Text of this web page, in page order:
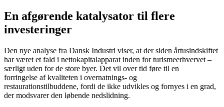
En afgørende katalysator til flere
investeringer
Den nye analyse fra Dansk Industri viser, at der siden årtusindskiftet
har været et fald i nettokapitalapparat inden for turismeerhvervet –
særligt uden for de store byer. Det vil over tid føre til en
forringelse af kvaliteten i overnatnings- og
restaurationstilbuddene, fordi de ikke udvikles og fornyes i en grad,
der modsvarer den løbende nedslidning.